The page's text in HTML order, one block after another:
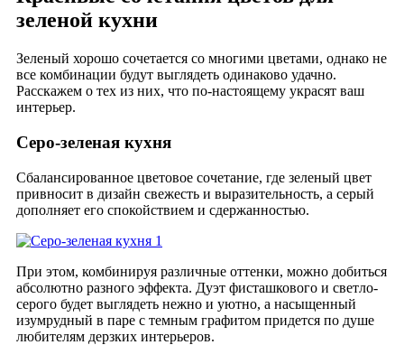
зеленой кухни
Зеленый хорошо сочетается со многими цветами, однако не
все комбинации будут выглядеть одинаково удачно.
Расскажем о тех из них, что по-настоящему украсят ваш
интерьер.
Серо-зеленая кухня
Сбалансированное цветовое сочетание, где зеленый цвет
привносит в дизайн свежесть и выразительность, а серый
дополняет его спокойствием и сдержанностью.
При этом, комбинируя различные оттенки, можно добиться
абсолютно разного эффекта. Дуэт фисташкового и светло-
серого будет выглядеть нежно и уютно, а насыщенный
изумрудный в паре с темным графитом придется по душе
любителям дерзких интерьеров.